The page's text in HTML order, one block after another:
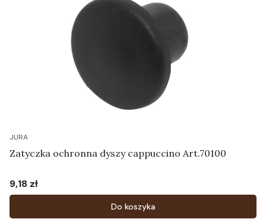
JURA
Zatyczka ochronna dyszy cappuccino Art.70100
Cena
9,18 zł
Do koszyka